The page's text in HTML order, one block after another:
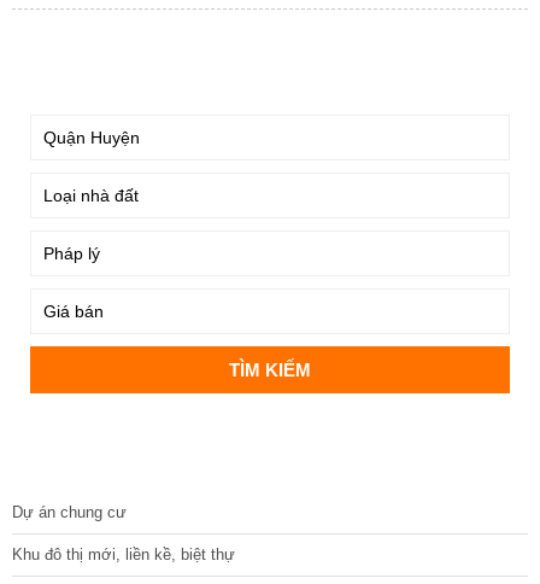
Dự án chung cư
Khu đô thị mới, liền kề, biệt thự